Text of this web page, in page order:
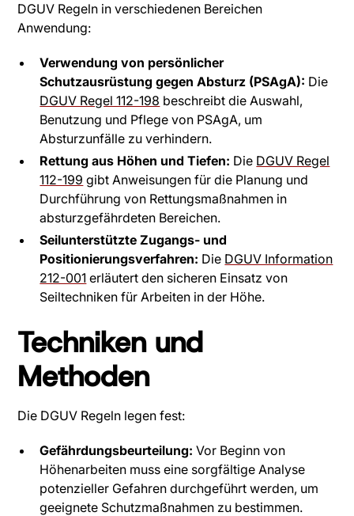
DGUV Regeln in verschiedenen Bereichen
Anwendung:
Verwendung von persönlicher
Schutzausrüstung gegen Absturz (PSAgA): Die
DGUV Regel 112-198 beschreibt die Auswahl,
Benutzung und Pflege von PSAgA, um
Absturzunfälle zu verhindern.
Rettung aus Höhen und Tiefen: Die DGUV Regel
112-199 gibt Anweisungen für die Planung und
Durchführung von Rettungsmaßnahmen in
absturzgefährdeten Bereichen.
Seilunterstützte Zugangs- und
Positionierungsverfahren: Die DGUV Information
212-001 erläutert den sicheren Einsatz von
Seiltechniken für Arbeiten in der Höhe.
Techniken und
Methoden
Die DGUV Regeln legen fest:
Gefährdungsbeurteilung: Vor Beginn von
Höhenarbeiten muss eine sorgfältige Analyse
potenzieller Gefahren durchgeführt werden, um
geeignete Schutzmaßnahmen zu bestimmen.